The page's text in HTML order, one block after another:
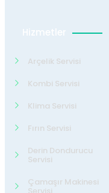
Hizmetler
Arçelik Servisi
Kombi Servisi
Klima Servisi
Fırın Servisi
Derin Dondurucu
Servisi
Çamaşır Makinesi